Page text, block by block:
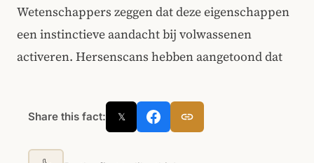
Wetenschappers zeggen dat deze eigenschappen
een instinctieve aandacht bij volwassenen
activeren. Hersenscans hebben aangetoond dat
Share this fact: 𝕏